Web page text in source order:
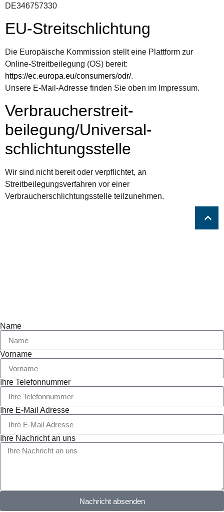
DE346757330
EU-Streitschlichtung
Die Europäische Kommission stellt eine Plattform zur
Online-Streitbeilegung (OS) bereit:
https://ec.europa.eu/consumers/odr/.
Unsere E-Mail-Adresse finden Sie oben im Impressum.
Verbraucher­streit­
beilegung/Universal­
schlichtungs­stelle
Wir sind nicht bereit oder verpflichtet, an
Streitbeilegungsverfahren vor einer
Verbraucherschlichtungsstelle teilzunehmen.
Name
Vorname
Ihre Telefonnummer
Ihre E-Mail Adresse
Ihre Nachricht an uns
Nachricht absenden